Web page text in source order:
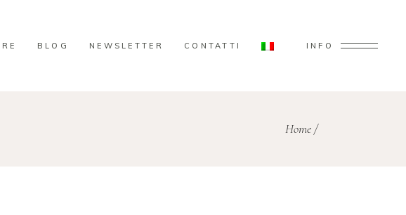
BLOG NEWSLETTER CONTATTI INFO
Home/